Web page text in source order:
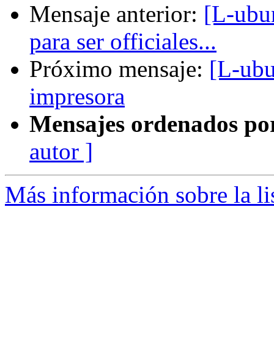
Mensaje anterior: [L-
para ser officiales...
Próximo mensaje: [L-
impresora
Mensajes ordenados
autor ]
Más información sobre la